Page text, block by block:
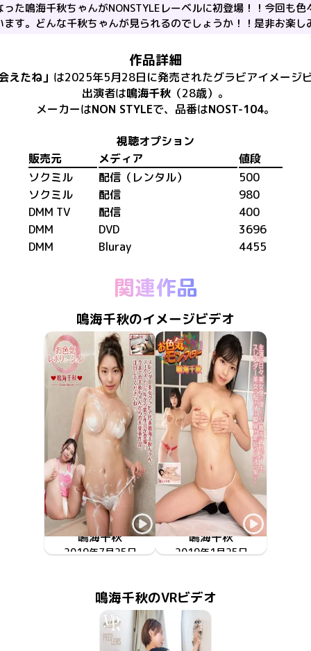
た鳴海千秋ちゃんがNONSTYLEレーベルに初登場！！今回も色
ます。どんな千秋ちゃんが見られるのでしょうか！！是非お楽し
作品詳細
えたね 」 は2025年5月28日に発売されたグラビアイメージ
出演者は鳴海千秋 （28歳） 。
メーカーはNON STYLEで、​ 品番はNOST-104。
視聴オプション
販売元
メディア
値段
ソクミル
配信（レンタル）
500
ソクミル
配信
980
DMM TV
配信
400
DMM
DVD
3696
DMM
Bluray 4455
関連作品
鳴海千秋のイメージビデオ
鳴海千秋
お色気レボリューション
DFAA-028
2019年7月25日
鳴海千秋
お色気モンスター
DFAA-016
2019年1月25日
鳴海千秋のVRビデオ